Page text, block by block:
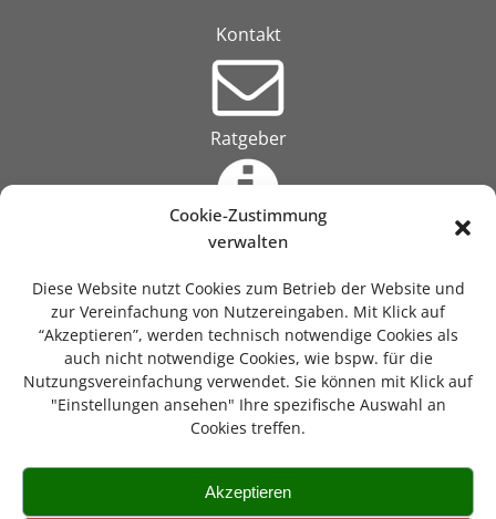
Cookie-Zustimmung
verwalten
Diese Website nutzt Cookies zum Betrieb der Website und
zur Vereinfachung von Nutzereingaben. Mit Klick auf
“Akzeptieren”, werden technisch notwendige Cookies als
auch nicht notwendige Cookies, wie bspw. für die
Nutzungsvereinfachung verwendet. Sie können mit Klick auf
"Einstellungen ansehen" Ihre spezifische Auswahl an
Cookies treffen.
Akzeptieren
Kontakt
Ratgeber
Über uns
Suche